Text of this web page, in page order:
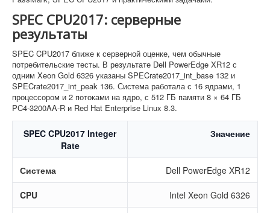
SPEC CPU2017: серверные
результаты
SPEC CPU2017 ближе к серверной оценке, чем обычные
потребительские тесты. В результате Dell PowerEdge XR12 с
одним Xeon Gold 6326 указаны SPECrate2017_int_base 132 и
SPECrate2017_int_peak 136. Система работала с 16 ядрами, 1
процессором и 2 потоками на ядро, с 512 ГБ памяти 8 × 64 ГБ
PC4-3200AA-R и Red Hat Enterprise Linux 8.3.
SPEC CPU2017 Integer
Rate
Значение
Система Dell PowerEdge XR12
CPU Intel Xeon Gold 6326